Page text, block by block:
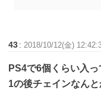
43 :2018/10/12(金)
PS4で6個くらい入
1の後チェインなん